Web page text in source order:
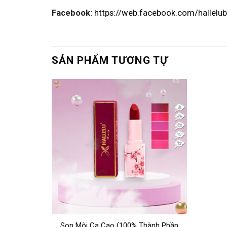
Facebook: https://web.facebook.com/
SẢN PHẨM TƯƠNG TỰ